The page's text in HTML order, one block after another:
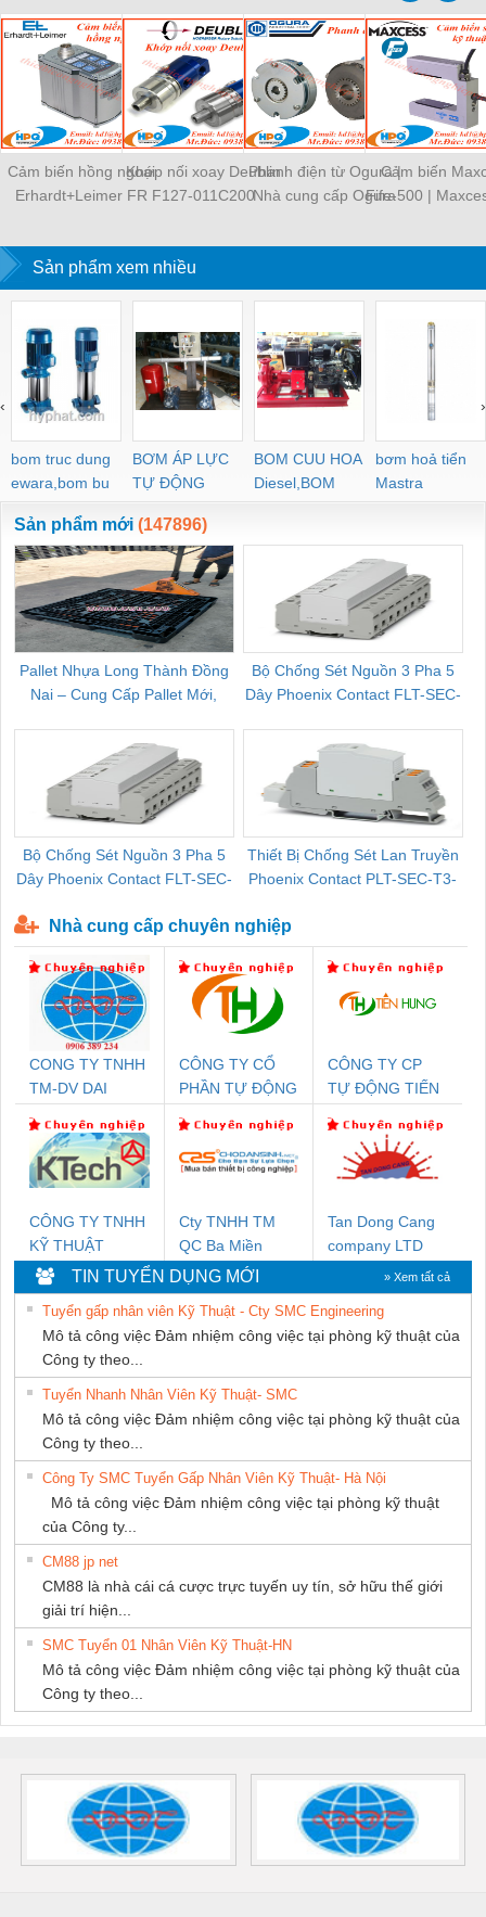
Cảm biến hồng ngoại
Erhardt+Leimer FR
Khớp nối xoay Deublin
F127-011C200
Phanh điện từ Ogura |
Nhà cung cấp Ogura
Cảm biến
Fife-500 |
Sản phẩm xem nhiều
bom truc dung
ewara,bom bu
ewara
BƠM ÁP LỰC
TỰ ĐỘNG
BOM CUU HOA
Diesel,BOM
CHUA CHAY
bơm hoả tiển
Mastra
‹ ›
Sản phẩm mới (147896)
Pallet Nhựa Long Thành Đồng
Nai – Cung Cấp Pallet Mới,
Bộ Chống Sét Nguồn 3 Pha 5
Dây Phoenix Contact FLT-SEC-
Bộ Chống Sét Nguồn 3 Pha 5
Dây Phoenix Contact FLT-SEC-
Thiết Bị Chống Sét Lan Truyền
Phoenix Contact PLT-SEC-T3-
Nhà cung cấp chuyên nghiệp
CONG TY TNHH
TM-DV DAI
CÔNG TY CỔ
PHẦN TỰ ĐỘNG
CÔNG TY CP
TỰ ĐỘNG TIẾN
CÔNG TY TNHH
KỸ THUẬT
KTECH VIỆT
NAM
Cty TNHH TM
QC Ba Miền
Tan Dong Cang
company LTD
TIN TUYỂN DỤNG MỚI » Xem tất cả
Tuyển gấp nhân viên Kỹ Thuật - Cty SMC Engineering
Mô tả công việc Đảm nhiệm công việc tại phòng kỹ thuật của
Công ty theo...
Tuyển Nhanh Nhân Viên Kỹ Thuật- SMC
Mô tả công việc Đảm nhiệm công việc tại phòng kỹ thuật của
Công ty theo...
Công Ty SMC Tuyển Gấp Nhân Viên Kỹ Thuật- Hà Nội
Mô tả công việc Đảm nhiệm công việc tại phòng kỹ thuật
của Công ty...
CM88 jp net
CM88 là nhà cái cá cược trực tuyến uy tín, sở hữu thế giới
giải trí hiện...
SMC Tuyển 01 Nhân Viên Kỹ Thuật-HN
Mô tả công việc Đảm nhiệm công việc tại phòng kỹ thuật của
Công ty theo...